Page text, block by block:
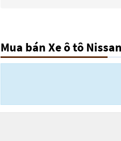
Mua bán Xe ô tô